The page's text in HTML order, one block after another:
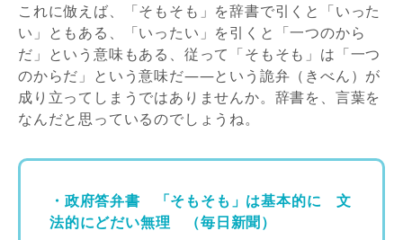
これに倣えば、「そもそも」を辞書で引くと「いった
い」ともある、「いったい」を引くと「一つのから
だ」という意味もある、従って「そもそも」は「一つ
のからだ」という意味だ――という詭弁（きべん）が
成り立ってしまうではありませんか。辞書を、言葉を
なんだと思っているのでしょうね。
・政府答弁書 「そもそも」は基本的に 文
法的にどだい無理 （毎日新聞）